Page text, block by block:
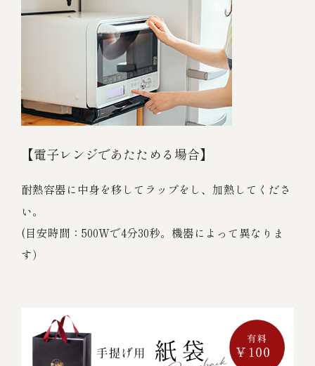
【電子レンジであたためる場合】
耐熱容器に中身を移してラップをし、加熱してくださ
い。
(目安時間：500Wで4分30秒。機器によって異なりま
す）